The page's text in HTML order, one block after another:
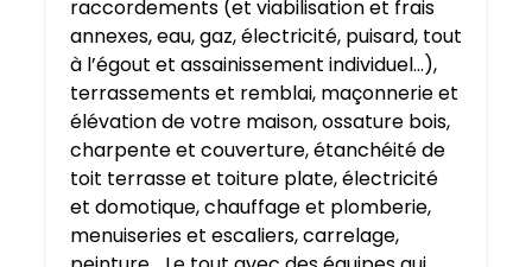
raccordements (et viabilisation et frais
annexes, eau, gaz, électricité, puisard, tout
à l’égout et assainissement individuel…),
terrassements et remblai, maçonnerie et
élévation de votre maison, ossature bois,
charpente et couverture, étanchéité de
toit terrasse et toiture plate, électricité
et domotique, chauffage et plomberie,
menuiseries et escaliers, carrelage,